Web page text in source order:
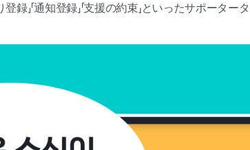
り登録」「通知登録」「支援の約束」といったサポ